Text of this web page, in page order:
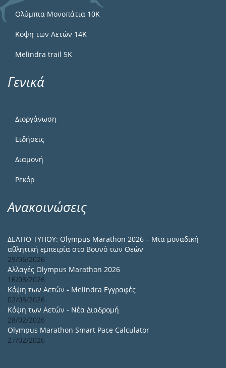
Ολύμπια Μονοπάτια 10Κ
Κόψη των Αετών 14Κ
Melindra trail 5Κ
Γενικά
Διοργάνωση
Ειδήσεις
Διαμονή
Ρεκόρ
Ανακοινώσεις
ΔΕΛΤΙΟ ΤΥΠΟΥ: Olympus Marathon 2026 – Μια μοναδική
αθλητική εμπειρία στο Βουνό των Θεών
29/06/2026
Αλλαγές Olympus Marathon 2026
16/03/2026
Κόψη των Αετών - Melindra Εγγραφές
02/03/2026
Κόψη των Αετών - Νέα Διαδρομή
28/02/2026
Olympus Marathon Smart Pace Calculator
27/02/2026